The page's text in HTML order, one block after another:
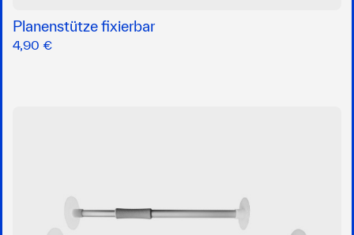
Planenstütze fixierbar
4,90 €